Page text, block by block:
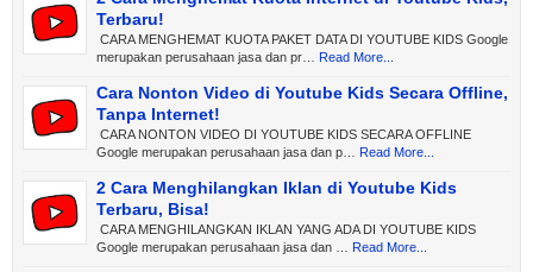
Terbaru!
CARA MENGHEMAT KUOTA PAKET DATA DI YOUTUBE KIDS Google
merupakan perusahaan jasa dan pr…
Read More...
Cara Nonton Video di Youtube Kids Secara Offline,
Tanpa Internet!
CARA NONTON VIDEO DI YOUTUBE KIDS SECARA OFFLINE
Google merupakan perusahaan jasa dan p…
Read More...
2 Cara Menghilangkan Iklan di Youtube Kids
Terbaru, Bisa!
CARA MENGHILANGKAN IKLAN YANG ADA DI YOUTUBE KIDS
Google merupakan perusahaan jasa dan …
Read More...